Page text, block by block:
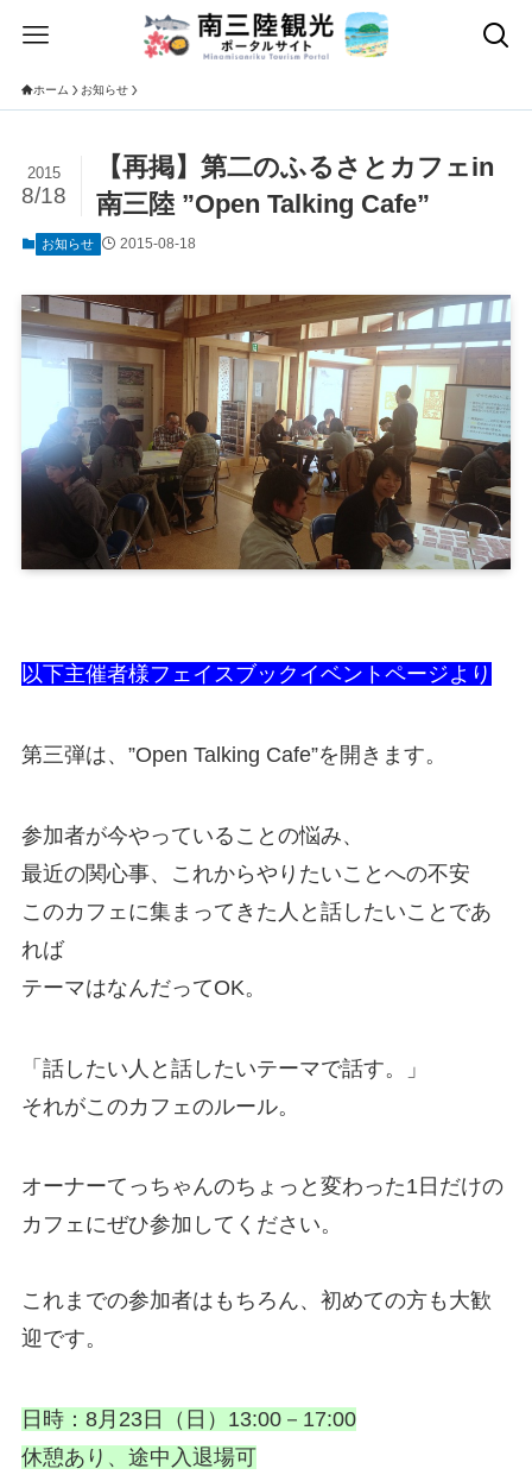
ホーム お知らせ
【再掲】第二のふるさとカフェin
南三陸 ”Open Talking Cafe”
2015
8/18
お知らせ 2015-08-18
以下主催者様フェイスブックイベントページより
第三弾は、”Open Talking Cafe”を開きます。
参加者が今やっていることの悩み、
最近の関心事、これからやりたいことへの不安
このカフェに集まってきた人と話したいことであ
れば
テーマはなんだってOK。
「話したい人と話したいテーマで話す。」
それがこのカフェのルール。
オーナーてっちゃんのちょっと変わった1日だけの
カフェにぜひ参加してください。
これまでの参加者はもちろん、初めての方も大歓
迎です。
日時：8月23日（日）13:00－17:00
休憩あり、途中入退場可